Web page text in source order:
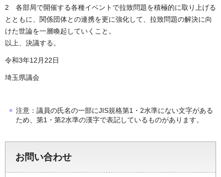
2 各部局で開催する各種イベントで拉致問題を積極的に取り上げる
とともに、関係団体との連携を更に強化して、拉致問題の解決に向
けた世論を一層喚起していくこと。
以上、決議する。
令和3年12月22日
埼玉県議会
注意：議員の氏名の一部にJIS規格第1・2水準にない文字がある
ため、第1・第2水準の漢字で表記しているものがあります。
お問い合わせ